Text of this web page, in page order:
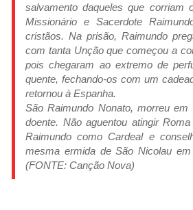
salvamento daqueles que
Missionário e Sacerdote
cristãos. Na prisão, Raimundo
com tanta Unção que começou a
pois chegaram ao extremo de
quente, fechando-os com um
retornou à Espanha.
São Raimundo Nonato, morreu
doente. Não aguentou atingir
Raimundo como Cardeal e
mesma ermida de São Nicolau
(FONTE: Canção Nova)